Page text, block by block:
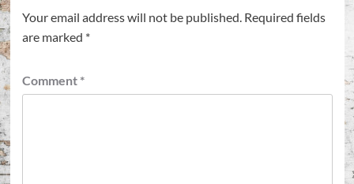
Your email address will not be published. Required fields
are marked *
Comment *